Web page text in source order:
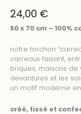
24,00 €
50 x 70 cm – 100%
notre torchon
carreaux faisant,
briques, maisons
devantures et les
un motif moderne
créé, tissé et